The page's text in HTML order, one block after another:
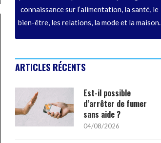
connaissance sur l’alimentation, la santé, le
bien-être, les relations, la mode et la maison.
ARTICLES RÉCENTS
Est-il possible
d’arrêter de fumer
sans aide ?
04/08/2026